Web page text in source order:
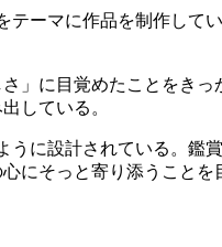
ーマに作品を制作し
」に目覚めたことをき
している。
に設計されている。
にそっと寄り添うことを